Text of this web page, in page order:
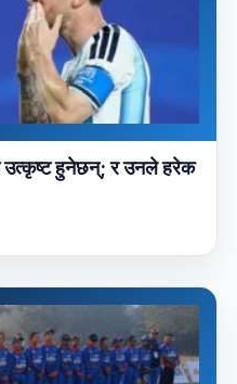
उत्कृष्ट हुनेछन्; र उनले हरेक